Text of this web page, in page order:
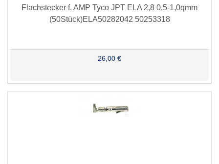
Flachstecker f. AMP Tyco JPT ELA 2,8 0,5-1,0qmm
(50Stück)ELA50282042 50253318
26,00 €